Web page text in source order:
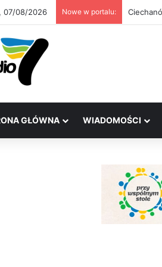
07/08/2026 Nowe w portalu:
GŁÓWNA WIADOMOŚCI